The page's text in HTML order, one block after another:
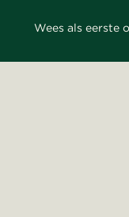
Wees als eerste